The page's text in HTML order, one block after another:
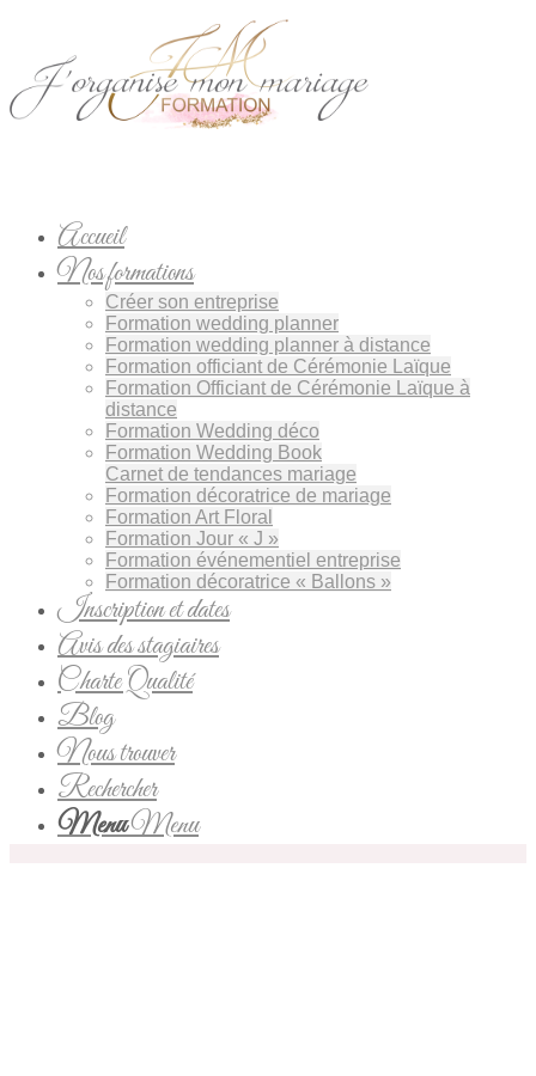
Accueil
Nos formations
Créer son entreprise
Formation wedding planner
Formation wedding planner à distance
Formation officiant de Cérémonie Laïque
Formation Officiant de Cérémonie Laïque à
distance
Formation Wedding déco
Formation Wedding Book
Carnet de tendances mariage
Formation décoratrice de mariage
Formation Art Floral
Formation Jour « J »
Formation événementiel entreprise
Formation décoratrice « Ballons »
Inscription et dates
Avis des stagiaires
Charte Qualité
Blog
Nous trouver
Rechercher
MenuMenu